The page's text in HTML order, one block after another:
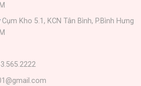
Cụm Kho 5.1, KCN Tân Bình, P.Bình Hưng